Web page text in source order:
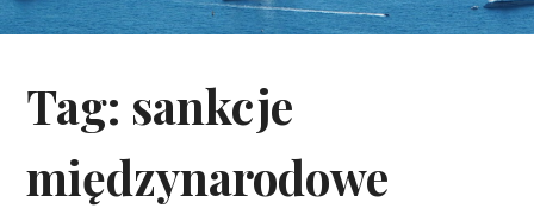
Tag: sankcje
międzynarodowe